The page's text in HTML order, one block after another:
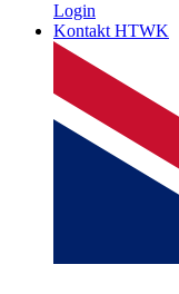
Login
Kontakt HTWK